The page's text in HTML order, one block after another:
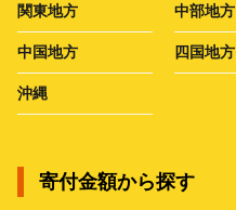
関東地方 中部地方
中国地方 四国地方
沖縄
寄付金額から探す